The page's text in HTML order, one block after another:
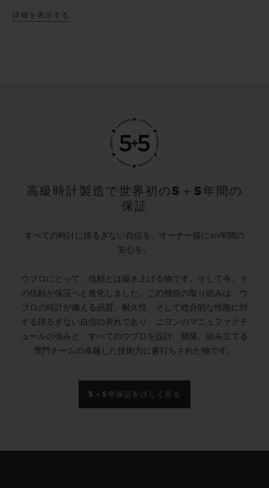
詳細を表示する
高級時計製造で世界初の5＋5年間の
保証
すべての時計に揺るぎない自信を。オーナー様に10年間の
安心を。
ウブロにとって、信頼とは築き上げる物です。そして今、そ
の信頼が保証へと進化しました。この独自の取り組みは、ウ
ブロの時計が備える品質、耐久性、そして総合的な性能に対
する揺るぎない自信の表れであり、ニヨンのマニュファクチ
ュールの強みと、すべてのウブロを設計、開発、組み立てる
専門チームの卓越した技術力に裏打ちされた物です。
5＋5年保証を詳しく見る